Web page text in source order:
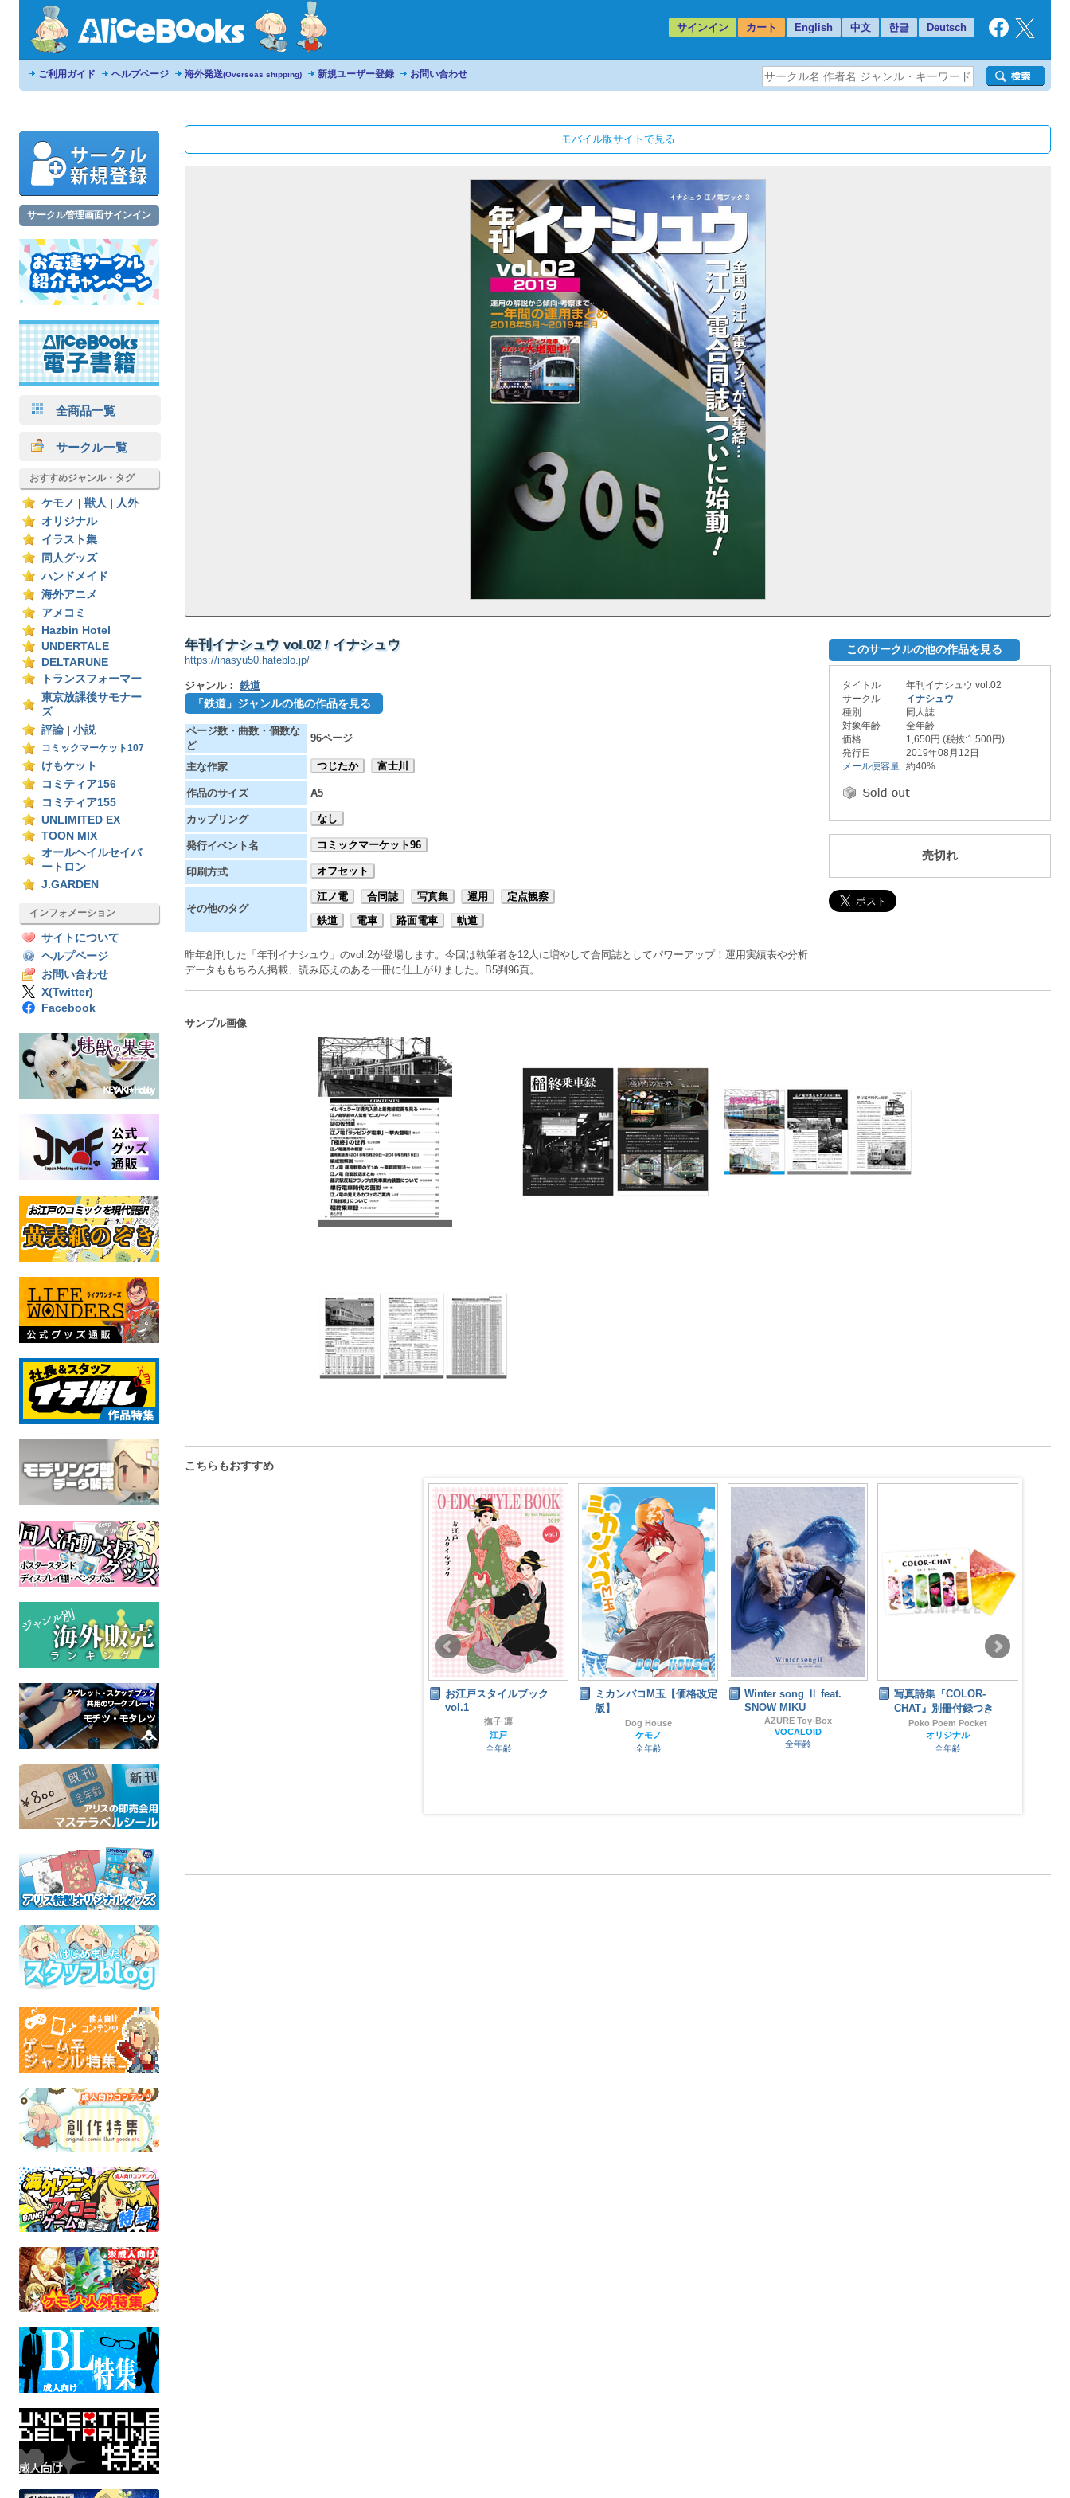
サインイン カート English 中文 한글 Deutsch
ご利用ガイド ヘルプページ 海外発送(Overseas shipping) 新規ユーザー登録 お問い合わせ
サークル管理画面サインイン
全商品一覧
サークル一覧
おすすめジャンル・タグ
ケモノ 獣人
人外
オリジナル
イラスト集
同人グッズ
ハンドメイド
海外アニメ
アメコミ
Hazbin Hotel
UNDERTALE
DELTARUNE
トランスフォーマー
東京放課後サモナー
ズ
評論
小説
コミックマーケット107
けもケット
コミティア156
コミティア155
UNLIMITED EX
TOON MIX
オールヘイルセイバ
ートロン
J.GARDEN
インフォメーション
サイトについて
ヘルプページ
お問い合わせ
X(Twitter)
Facebook
モバイル版サイトで見る
年刊イナシュウ vol.02 / イナシュウ
https://inasyu50.hateblo.jp/
ジャンル： 鉄道
「鉄道」ジャンルの他の作品を見る
ページ数・曲数・個数な
ど
96ページ
主な作家 つじたか 富士川
作品のサイズ A5
カップリング なし
発行イベント名 コミックマーケット96
印刷方式 オフセット
その他のタグ
江ノ電 合同誌 写真集 運用
定点観察
鉄道
電車 路面電車 軌道
昨年創刊した「年刊イナシュウ」のvol.2が登場します。今回は執筆者を12人に増やして合同誌としてパワーアップ！運用実績表や分析
データももちろん掲載、読み応えのある一冊に仕上がりました。B5判96頁。
このサークルの他の作品を見る
タイトル
年刊イナシュウ vol.02
サークル
イナシュウ
種別
同人誌
対象年齢
全年齢
価格
1,650円 (税抜:1,500円)
発行日
2019年08月12日
メール便容量 約40%
売切れ
サンプル画像
こちらもおすすめ
K(BLACK)
軽撮部
オリジナル
全年齢
けも×スパッ！おもて
お江戸スタイルブック
vol.1
撫子 凛
江戸
全年齢
ミカンバコM玉【価格改定
版】
Dog House
ケモノ
全年齢
Winter song Ⅱ feat.
SNOW MIKU
AZURE Toy-Box
VOCALOID
全年齢
写真詩集『COLOR-
CHAT』別冊付録つき
Poko Poem Pocket
オリジナル
全年齢